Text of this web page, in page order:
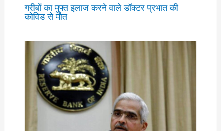
गरीबों का मुफ्त इलाज करने वाले डॉक्टर प्रभात की
कोविड से मौत